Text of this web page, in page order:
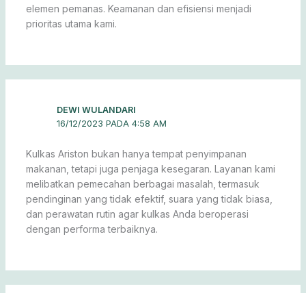
elemen pemanas. Keamanan dan efisiensi menjadi
prioritas utama kami.
DEWI WULANDARI
16/12/2023 PADA 4:58 AM
Kulkas Ariston bukan hanya tempat penyimpanan
makanan, tetapi juga penjaga kesegaran. Layanan kami
melibatkan pemecahan berbagai masalah, termasuk
pendinginan yang tidak efektif, suara yang tidak biasa,
dan perawatan rutin agar kulkas Anda beroperasi
dengan performa terbaiknya.